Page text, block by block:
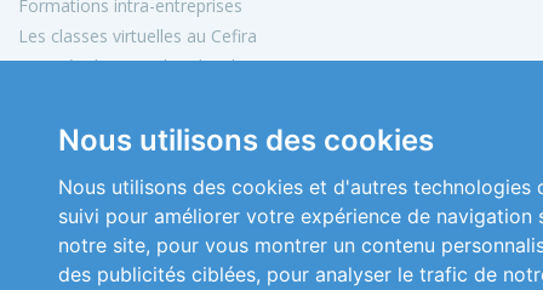
Nous utilisons des cookies
Nous utilisons des cookies et d'autres technologies
suivi pour améliorer votre expérience de navigation
notre site, pour vous montrer un contenu
des publicités ciblées, pour analyser le trafic de
Formations intra-entreprises
Les classes virtuelles au Cefira
Activités de conseil et d'audit
Informations
Mon compte
Plan du site
Mentions légales
Conditions générales de vente